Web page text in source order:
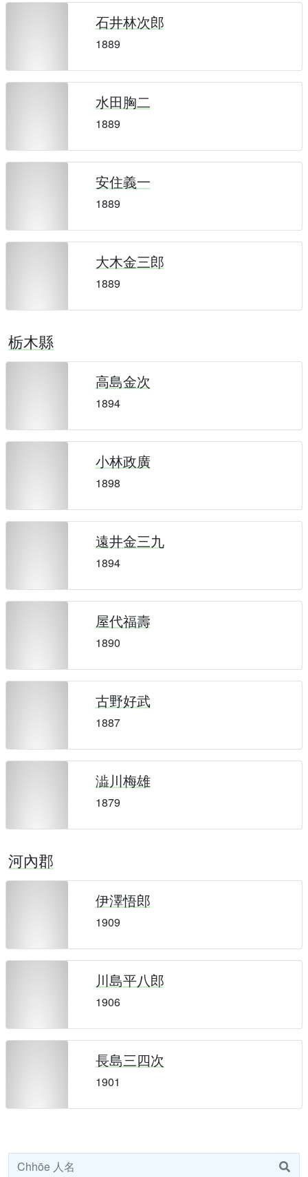
石井林次郎
1889
水田胸二
1889
安住義一
1889
大木金三郎
1889
栃木縣
高島金次
1894
小林政廣
1898
遠井金三九
1894
屋代福壽
1890
古野好武
1887
澁川梅雄
1879
河內郡
伊澤悟郎
1909
川島平八郎
1906
長島三四次
1901